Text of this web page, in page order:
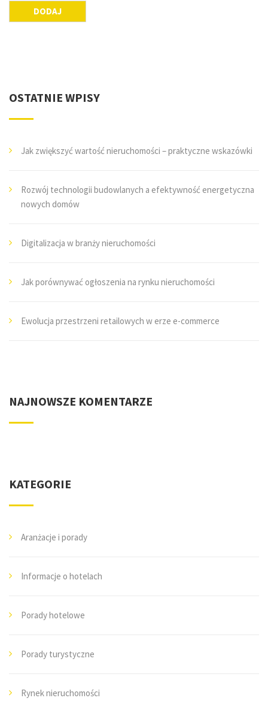
OSTATNIE WPISY
Jak zwiększyć wartość nieruchomości – praktyczne wskazówki
Rozwój technologii budowlanych a efektywność energetyczna
nowych domów
Digitalizacja w branży nieruchomości
Jak porównywać ogłoszenia na rynku nieruchomości
Ewolucja przestrzeni retailowych w erze e-commerce
NAJNOWSZE KOMENTARZE
KATEGORIE
Aranżacje i porady
Informacje o hotelach
Porady hotelowe
Porady turystyczne
Rynek nieruchomości